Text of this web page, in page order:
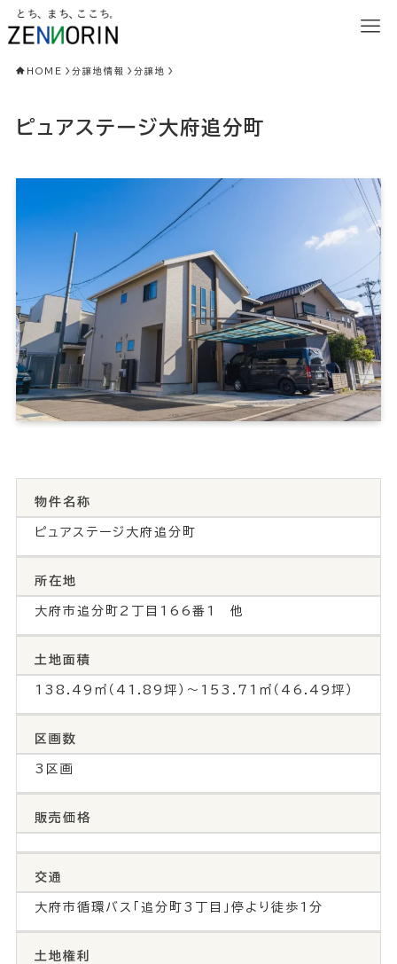
HOME 分譲地情報 分譲地
ピュアステージ大府追分町
物件名称
ピュアステージ大府追分町
所在地
大府市追分町2丁目166番1 他
土地面積
138.49㎡（41.89坪）〜153.71㎡（46.49坪）
区画数
3区画
販売価格
交通
大府市循環バス「追分町3丁目」停より徒歩1分
土地権利